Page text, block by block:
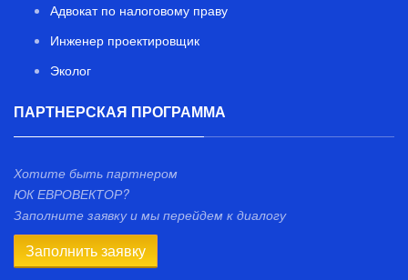
Адвокат по налоговому праву
Инженер проектировщик
Эколог
ПАРТНЕРСКАЯ ПРОГРАММА
Хотите быть партнером
ЮК ЕВРОВЕКТОР?
Заполните заявку и мы перейдем к диалогу
Заполнить заявку